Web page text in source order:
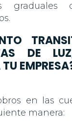
graduales
DE
en las
manera: